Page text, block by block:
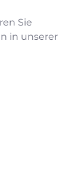
Sie
in unserer